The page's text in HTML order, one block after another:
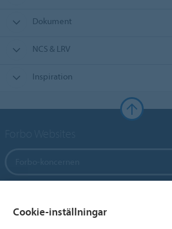
Dokument
NCS & LRV
Inspiration
Cookie-inställningar